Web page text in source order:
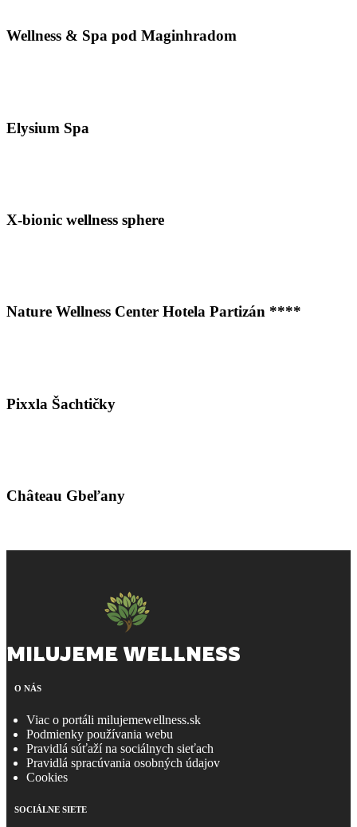
Wellness & Spa pod Maginhradom
Elysium Spa
X-bionic wellness sphere
Nature Wellness Center Hotela Partizán ****
Pixxla Šachtičky
Château Gbeľany
MILUJEME WELLNESS
O NÁS
Viac o portáli milujemewellness.sk
Podmienky používania webu
Pravidlá súťaží na sociálnych sieťach
Pravidlá spracúvania osobných údajov
Cookies
SOCIÁLNE SIETE